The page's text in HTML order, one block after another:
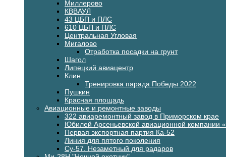
Миллерово
КВВАУЛ
43 ЦБП и ПЛС
610 ЦБП и ПЛС
Центральная Угловая
Мигалово
Отработка посадки на грунт
Шагол
Липецкий авиацентр
Клин
Тренировка парада Победы 2022
Пушкин
Красная площадь
Авиационные и ремонтные заводы
322 авиаремонтный завод в Приморском крае
Юбилей Арсеньевской авиационной компании
Первая экспортная партия Ка-52
Линия для пятого поколения
Су-57. Незаметный для радаров